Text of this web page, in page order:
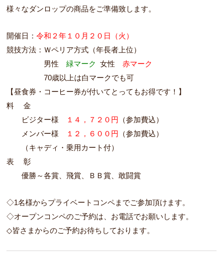
様々なダンロップの商品をご準備致します。
開催日：令和２年１０月２０日（火）
競技方法：Ｗペリア方式（年長者上位）
男性緑マーク 女性赤マーク
１１１１１70歳以上は白マークでも可
【昼食券・コーヒー券が付いてとってもお得です！】
料 金
ビジター様 １４，７２０円 （参加費込）
メンバー様 １２，６００円 （参加費込）
（キャディ・乗用カート付）
表 彰
１１優勝～各賞、飛賞、ＢＢ賞、敢闘賞
◇1名様からプライベートコンペまでご参加頂けます。
◇オープンコンペのご予約は、お電話でお願いします。
◇皆さまからのご予約お待ちしております。